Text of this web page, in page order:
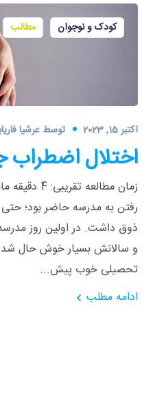
کودک و نوجوان مطالب
اکتبر 15, 2023 توسطعرشیا
اختلال اضطراب
زمان
رفتن به مدرسه حاضر بود؛
ذوق داشت. در اولین روز
و سالانش بسیار خوش حال
تحصیلی خوب پیش...
ادامه مطلب